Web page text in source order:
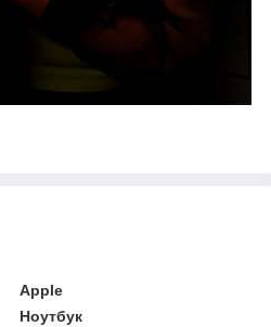
Apple
Ноутбук